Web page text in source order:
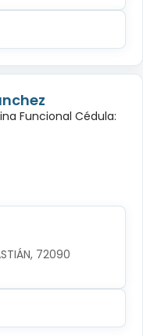
Funcional Cédula:
72090